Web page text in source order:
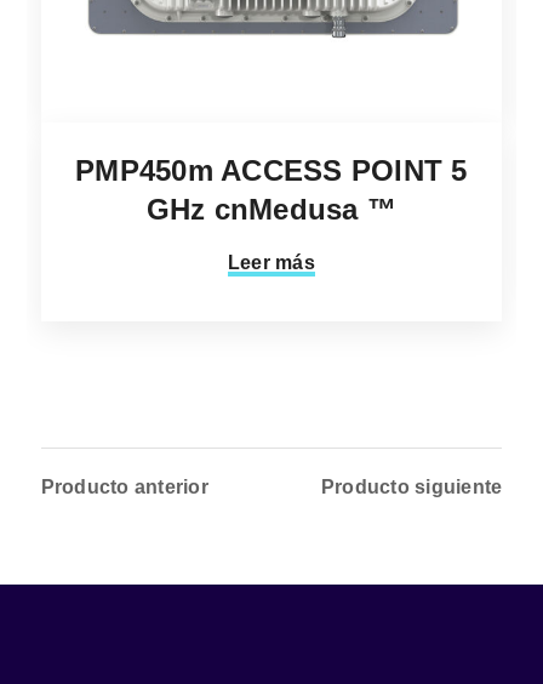
PMP450m ACCESS POINT 5
GHz cnMedusa ™
Leer más
Producto anterior Producto siguiente